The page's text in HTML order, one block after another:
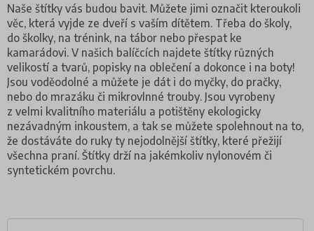
Naše štítky vás budou bavit. Můžete jimi označit kteroukoli
věc, která vyjde ze dveří s vaším dítětem. Třeba do školy,
do školky, na trénink, na tábor nebo přespat ke
kamarádovi. V našich balíčcích najdete štítky různých
velikostí a tvarů, popisky na oblečení a dokonce i na boty!
Jsou voděodolné a můžete je dát i do myčky, do pračky,
nebo do mrazáku či mikrovlnné trouby. Jsou vyrobeny
z velmi kvalitního materiálu a potištěny ekologicky
nezávadným inkoustem, a tak se můžete spolehnout na to,
že dostáváte do ruky ty nejodolnější štítky, které přežijí
všechna praní. Štítky drží na jakémkoliv nylonovém či
syntetickém povrchu.